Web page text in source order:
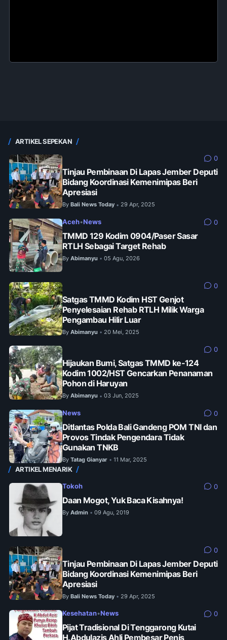
ARTIKEL SEPEKAN
0
Tinjau Pembinaan Di Lapas Jember Deputi
Bidang Koordinasi Kemenimipas Beri
Apresiasi
By Bali News Today • 29 Apr, 2025
Aceh•News 0
TMMD 129 Kodim 0904/Paser Sasar
RTLH Sebagai Target Rehab
By Abimanyu • 05 Agu, 2026
0
Satgas TMMD Kodim HST Genjot
Penyelesaian Rehab RTLH Milik Warga
Pengambau Hilir Luar
By Abimanyu • 20 Mei, 2025
0
Hijaukan Bumi, Satgas TMMD ke-124
Kodim 1002/HST Gencarkan Penanaman
Pohon di Haruyan
By Abimanyu • 03 Jun, 2025
News 0
Ditlantas Polda Bali Gandeng POM TNI dan
Provos Tindak Pengendara Tidak
Gunakan TNKB
By Tatag Gianyar • 11 Mar, 2025
ARTIKEL MENARIK
Tokoh 0
Daan Mogot, Yuk Baca Kisahnya!
By Admin • 09 Agu, 2019
0
Tinjau Pembinaan Di Lapas Jember Deputi
Bidang Koordinasi Kemenimipas Beri
Apresiasi
By Bali News Today • 29 Apr, 2025
Kesehatan•News 0
Pijat Tradisional Di Tenggarong Kutai
H.Abdulazis Ahli Pembesar Penis